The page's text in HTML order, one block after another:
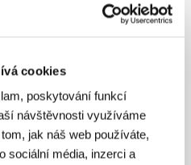
cookies
poskytování funkcí
návštěvnosti využíváme
jak náš web používáte,
sociální média, inzerci a